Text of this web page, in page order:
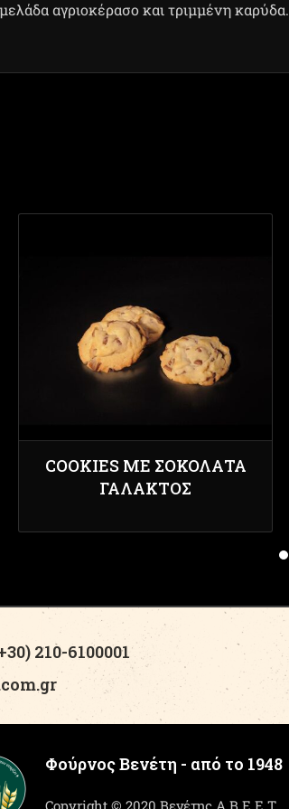
αγριοκέρασο και τριμμένη καρύδα.
COOKIES ΜΕ ΣΟΚΟΛΑΤΑ
ΓΑΛΑΚΤΟΣ
210-6100001
Φούρνος Βενέτη - από το 1948
Copyright © 2020 Βενέτης Α.Β.Ε.Ε.Τ.